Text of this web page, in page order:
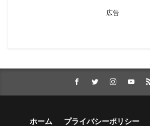
広告
ホーム プライバシーポリシー